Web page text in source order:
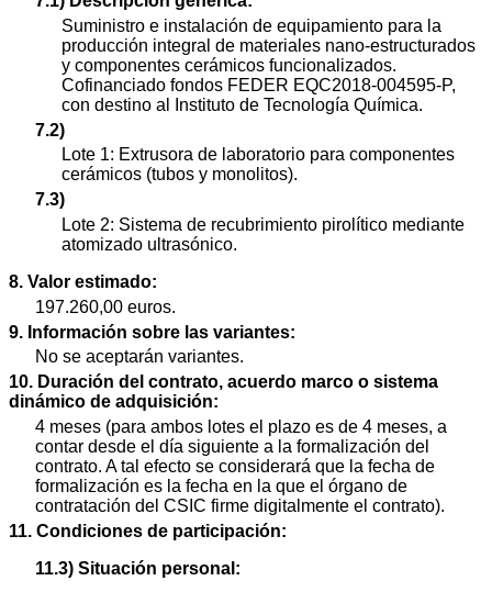
Suministro e instalación de equipamiento para la
producción integral de materiales nano-estructurados
y componentes cerámicos funcionalizados.
Cofinanciado fondos FEDER EQC2018-004595-P,
con destino al Instituto de Tecnología Química.
7.2)
Lote 1: Extrusora de laboratorio para componentes
cerámicos (tubos y monolitos).
7.3)
Lote 2: Sistema de recubrimiento pirolítico mediante
atomizado ultrasónico.
8. Valor estimado:
197.260,00 euros.
9. Información sobre las variantes:
No se aceptarán variantes.
10. Duración del contrato, acuerdo marco o sistema
dinámico de adquisición:
4 meses (para ambos lotes el plazo es de 4 meses, a
contar desde el día siguiente a la formalización del
contrato. A tal efecto se considerará que la fecha de
formalización es la fecha en la que el órgano de
contratación del CSIC firme digitalmente el contrato).
11. Condiciones de participación:
11.3) Situación personal: